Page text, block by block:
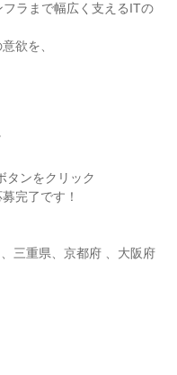
ラまで幅広く支えるITの
欲を、
タンをクリック
完了です！
三重県、京都府 、大阪府